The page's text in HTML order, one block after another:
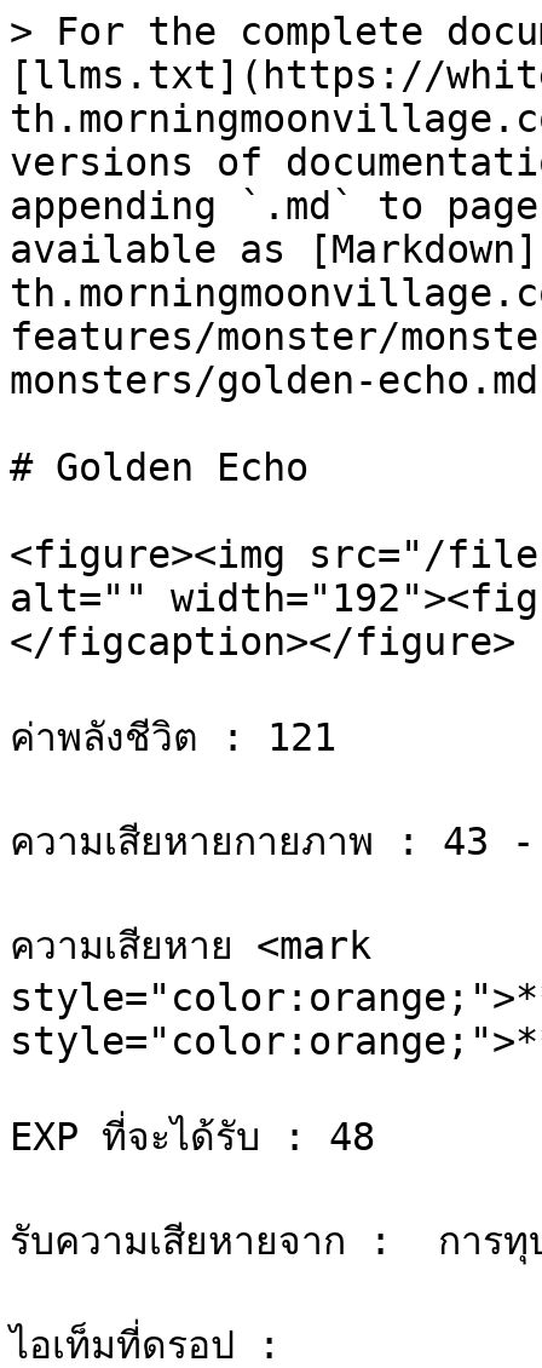
> For the complete
[llms.txt](https://
versions of
appending `.md` to
available as
features/monster/
monsters/golden-
# Golden Echo
<figure><img src="/files/
alt=""
</figcaption></figure>
ค่าพลังชีวิต : 121
ความเสียหายกายภาพ : 43
ความเสียหาย <mark
EXP ที่จะได้รับ : 48
รับความเสียหายจาก :  การ
ไอเท็มที่ดรอป :